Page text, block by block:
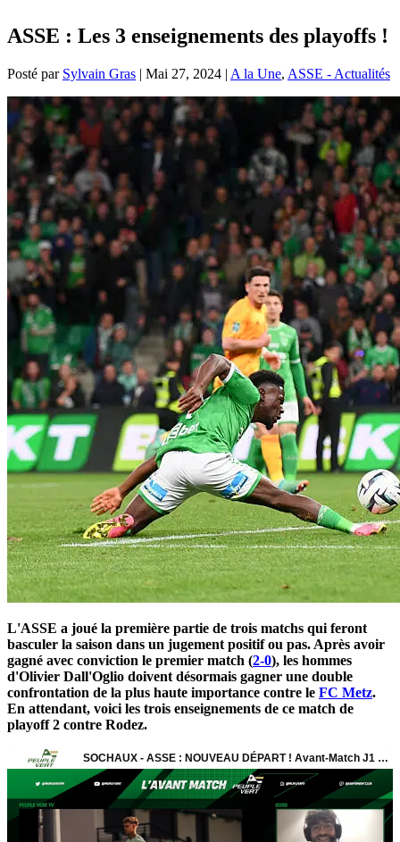
ASSE : Les 3 enseignements des playoffs !
Posté par Sylvain Gras | Mai 27, 2024 | A la Une, ASSE - Actualités
L'ASSE a joué la première partie de trois matchs qui feront
basculer la saison dans un jugement positif ou pas. Après avoir
gagné avec conviction le premier match (2-0), les hommes
d'Olivier Dall'Oglio doivent désormais gagner une double
confrontation de la plus haute importance contre le FC Metz.
En attendant, voici les trois enseignements de ce match de
playoff 2 contre Rodez.